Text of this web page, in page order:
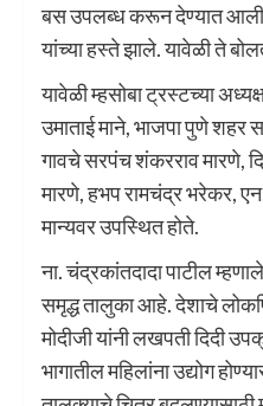
बस उपलब्ध करून देण्यात आली.
यांच्या हस्ते झाले. यावेळी ते
यावेळी म्हसोबा ट्रस्टच्या
उमाताई माने, भाजपा पुणे
गावचे सरपंच शंकरराव मारणे,
मारणे, हभप रामचंद्र भरेकर,
मान्यवर उपस्थित होते.
ना. चंद्रकांतदादा पाटील
समृद्ध तालुका आहे. देशाचे
मोदीजी यांनी लखपती दिदी
भागातील महिलांना उद्योग